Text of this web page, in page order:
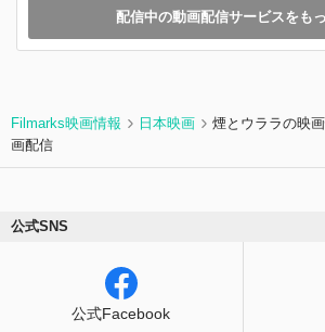
配信中の動画配信サービスをも
Filmarks映画情報 日本映画
煙とウララの映
画配信
公式SNS
公式Facebook